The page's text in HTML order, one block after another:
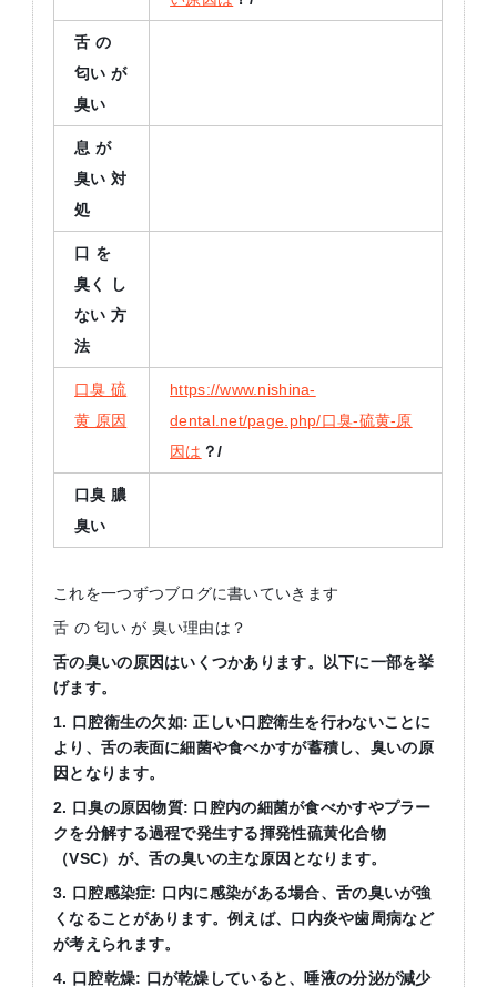
舌 の
匂い が
臭い
息 が
臭い 対
処
口 を
臭く
し
ない 方
法
口臭 硫
黄 原因
https://www.nishina-
dental.net/page.php/口臭-硫黄-原
因は ？/
口臭 膿
臭い
これを一つずつブログに書いていきます
舌 の 匂い が 臭い理由は？
舌の臭いの原因はいくつかあります。以下に一部を挙
げます。
1. 口腔衛生の欠如:正しい口腔衛生を行わないことに
より、舌の表面に細菌や食べかすが蓄積し、臭いの原
因となります。
2. 口臭の原因物質: 口腔内の細菌が食べかすやプラー
クを分解する過程で発生する揮発性硫黄化合物
（VSC）が、舌の臭いの主な原因となります。
3. 口腔感染症: 口内に感染がある場合、舌の臭いが強
くなることがあります。例えば、口内炎や歯周病など
が考えられます。
4. 口腔乾燥: 口が乾燥していると、唾液の分泌が減少